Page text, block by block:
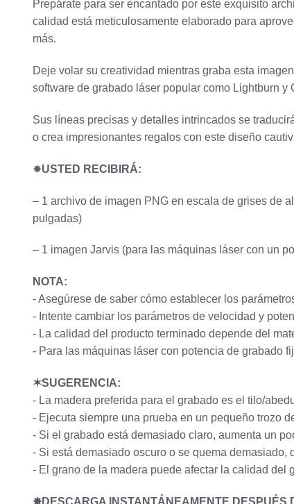
Prepárate para ser encantado por este exquisito
calidad está meticulosamente elaborado para
más.
Deje volar su creatividad mientras graba esta
software de grabado láser popular como Lightburn
Sus líneas precisas y detalles intrincados se
o crea impresionantes regalos con este diseño
✸USTED RECIBIRÁ:
– 1 archivo de imagen PNG en escala de grises de
pulgadas)
– 1 imagen Jarvis (para las máquinas láser con un
NOTA:
- Asegúrese de saber cómo establecer los
- Intente cambiar los parámetros de velocidad y
- La calidad del producto terminado depende del
- Para las máquinas láser con potencia de grabado
✶SUGERENCIA:
- La madera preferida para el grabado es el tilo/
- Ejecuta siempre una prueba en un pequeño trozo
- Si el grabado está demasiado claro, aumenta un
- Si está demasiado oscuro o se quema
- El grano de la madera puede afectar la calidad del
✸DESCARGA INSTANTÁNEAMENTE DESPUÉS